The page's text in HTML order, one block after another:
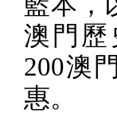
澳門歷
200澳
惠。